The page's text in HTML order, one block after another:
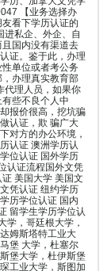
【业务选择办
看下学历认证的
进私企、外企、自
国内没有渠道去
证。鉴于此，办理
单位或者考公务
办理真实教育部
代理人员，如果你
些不良个人中
报价很高，挖坑骗
认证，欺 骗广大
对方的办公环境，
认证 澳洲学历认
位认证 国外学历
认证流程国外文凭
美国大学 美国文
凭认证 纽约学历
历学位认证 国内
留学生学历学位认
学，哥廷根大学，
姆斯塔特工业大
堡 大学，杜塞尔
堡大学，杜伊斯堡
工业大学，斯图加